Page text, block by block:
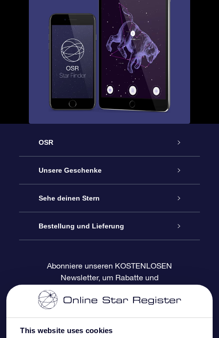
This website uses cookies
OSR
Service
Kontakt
Blog
Bewertungen
Unsere Geschenke
Sterne schenken
OSR-Geschenkpaket
OSR-Geschenkgutschein
Firmengeschenke
Sehe deinen Stern
Sternregister
Personalisierte Sternseite
One Million Stars
OSR-Starsaver
Bestellung und Lieferung
Zahlungsinformationen
Versandinformationen
Rückgaberecht
Abonniere unseren KOSTENLOSEN
Newsletter, um Rabatte und